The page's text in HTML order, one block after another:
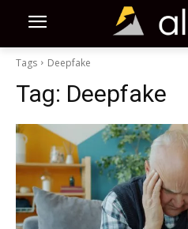
Tags Deepfake
Tag: Deepfake